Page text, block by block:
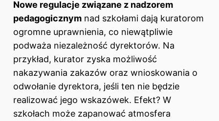
Nowe regulacje związane z nadzorem
pedagogicznym nad szkołami dają kuratorom
ogromne uprawnienia, co niewątpliwie
podważa niezależność dyrektorów. Na
przykład, kurator zyska możliwość
nakazywania zakazów oraz wnioskowania o
odwołanie dyrektora, jeśli ten nie będzie
realizować jego wskazówek. Efekt? W
szkołach może zapanować atmosfera